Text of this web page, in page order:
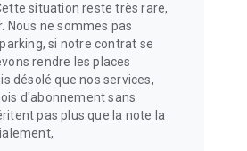
situation reste très rare,
Nous ne sommes pas
si notre contrat se
rendre les places
désolé que nos services,
d'abonnement sans
pas plus que la note la